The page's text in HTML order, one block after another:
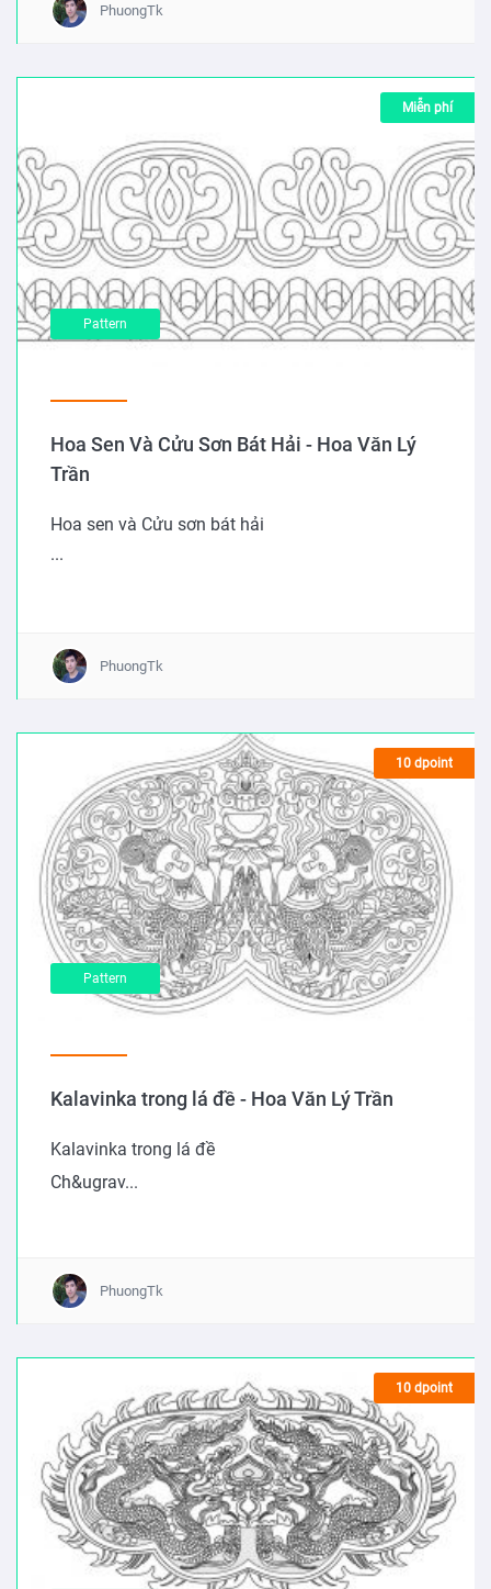
PhuongTk
Pattern
Miễn phí
Hoa Sen Và Cửu Sơn Bát Hải - Hoa Văn Lý
Trần
Hoa sen và Cửu sơn bát hải
...
PhuongTk
Pattern
10 dpoint
Kalavinka trong lá đề - Hoa Văn Lý Trần
Kalavinka trong lá đề
Ch&ugrav...
PhuongTk
10 dpoint